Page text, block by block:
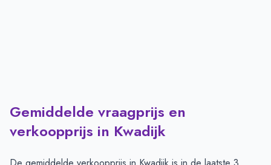
Gemiddelde vraagprijs en
verkoopprijs in Kwadijk